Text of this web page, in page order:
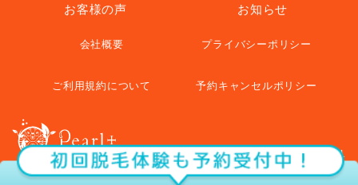
お客様の声 お知らせ
会社概要 プライバシーポリシー
ご利用規約について 予約キャンセルポリシー
© pearl+ All Rights Reserved.